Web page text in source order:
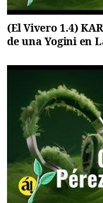
(El Vivero 1.4)
de una Yogini en